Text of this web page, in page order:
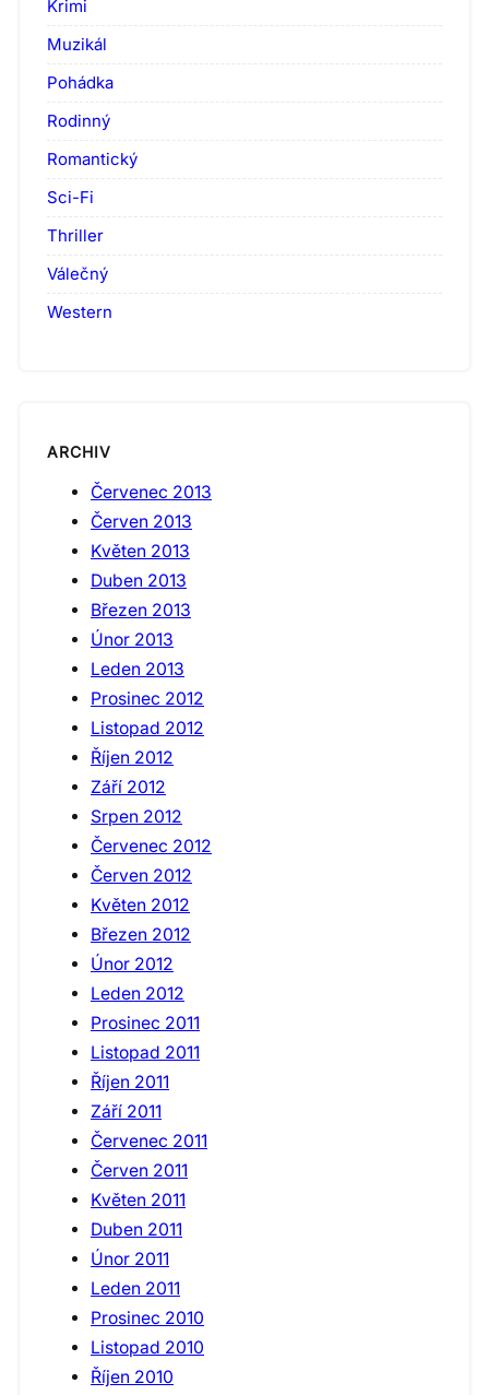
Krimi
Muzikál
Pohádka
Rodinný
Romantický
Sci-Fi
Thriller
Válečný
Western
ARCHIV
Červenec 2013
Červen 2013
Květen 2013
Duben 2013
Březen 2013
Únor 2013
Leden 2013
Prosinec 2012
Listopad 2012
Říjen 2012
Září 2012
Srpen 2012
Červenec 2012
Červen 2012
Květen 2012
Březen 2012
Únor 2012
Leden 2012
Prosinec 2011
Listopad 2011
Říjen 2011
Září 2011
Červenec 2011
Červen 2011
Květen 2011
Duben 2011
Únor 2011
Leden 2011
Prosinec 2010
Listopad 2010
Říjen 2010